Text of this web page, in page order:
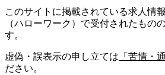
このサイトに掲載されている求人情
（ハローワーク）で受付されたもの
す。
虚偽・誤表示の申し立ては 「苦情・
ださい。